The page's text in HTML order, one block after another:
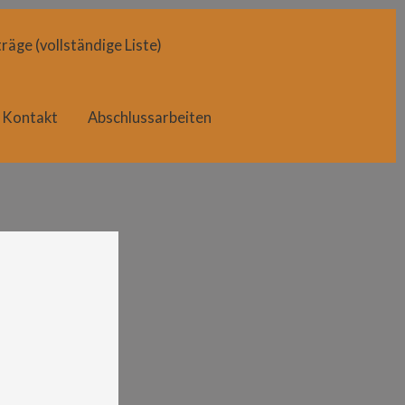
(vollständige Liste)
Kontakt Abschlussarbeiten